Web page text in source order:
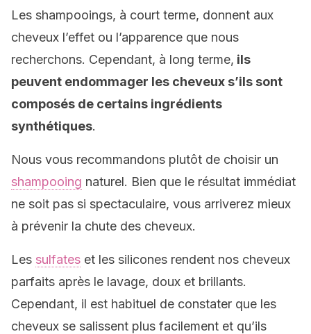
Les shampooings, à court terme, donnent aux
cheveux l’effet ou l’apparence que nous
recherchons. Cependant, à long terme, ils
peuvent endommager les cheveux s’ils sont
composés de certains ingrédients
synthétiques.
Nous vous recommandons plutôt de choisir un
shampooing naturel. Bien que le résultat immédiat
ne soit pas si spectaculaire, vous arriverez mieux
à prévenir la chute des cheveux.
Les sulfates et les silicones rendent nos cheveux
parfaits après le lavage, doux et brillants.
Cependant, il est habituel de constater que les
cheveux se salissent plus facilement et qu’ils